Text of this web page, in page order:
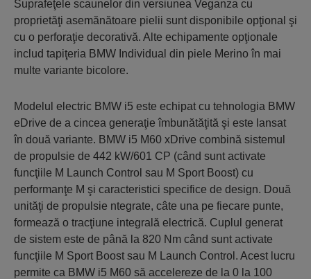
Suprafeţele scaunelor din versiunea Veganza cu
proprietăţi asemănătoare pielii sunt disponibile opţional şi
cu o perforaţie decorativă. Alte echipamente opţionale
includ tapiţeria BMW Individual din piele Merino în mai
multe variante bicolore.
Modelul electric BMW i5 este echipat cu tehnologia BMW
eDrive de a cincea generaţie îmbunătăţită şi este lansat
în două variante. BMW i5 M60 xDrive combină sistemul
de propulsie de 442 kW/601 CP (când sunt activate
funcţiile M Launch Control sau M Sport Boost) cu
performanţe M şi caracteristici specifice de design. Două
unităţi de propulsie ntegrate, câte una pe fiecare punte,
formează o tracţiune integrală electrică. Cuplul generat
de sistem este de până la 820 Nm când sunt activate
funcţiile M Sport Boost sau M Launch Control. Acest lucru
permite ca BMW i5 M60 să accelereze de la 0 la 100